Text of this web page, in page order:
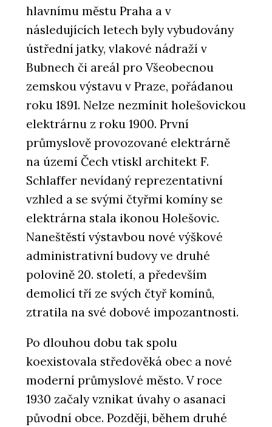
hlavnímu městu Praha a v
následujících letech byly vybudovány
ústřední jatky, vlakové nádraží v
Bubnech či areál pro Všeobecnou
zemskou výstavu v Praze, pořádanou
roku 1891. Nelze nezmínit holešovickou
elektrárnu z roku 1900. První
průmyslově provozované elektrárně
na území Čech vtiskl architekt F.
Schlaffer nevídaný reprezentativní
vzhled a se svými čtyřmi komíny se
elektrárna stala ikonou Holešovic.
Naneštěstí výstavbou nové výškové
administrativní budovy ve druhé
polovině 20. století, a především
demolicí tří ze svých čtyř komínů,
ztratila na své dobové impozantnosti.
Po dlouhou dobu tak spolu
koexistovala středověká obec a nové
moderní průmyslové město. V roce
1930 začaly vznikat úvahy o asanaci
původní obce. Později, během druhé